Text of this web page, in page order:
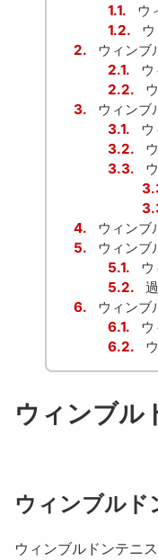
1.1.
ウ
1.2.
2.
ウィンブ
2.1.
2.2.
3.
ウィンブ
3.1.
3.2.
3.3.
4.
ウィンブ
5.
ウィンブ
5.1.
5.2.
6.
ウィンブ
6.1.
6.2.
ウィンブル
ウィンブル
ウィンブルドンテニ